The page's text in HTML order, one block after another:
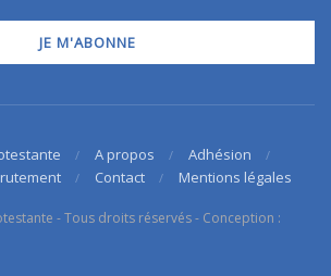
A propos
Adhésion
Contact Mentions légales
- Tous droits réservés - Conception :